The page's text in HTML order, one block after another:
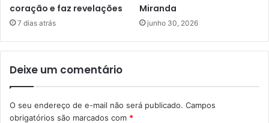
coração e faz revelações
7 dias atrás
Miranda
junho 30, 2026
Deixe um comentário
O seu endereço de e-mail não será publicado. Campos
obrigatórios são marcados com *